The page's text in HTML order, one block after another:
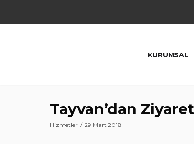
geç
KURUMSAL
Tayvan’dan
Hizmetler 29 Mart 2018